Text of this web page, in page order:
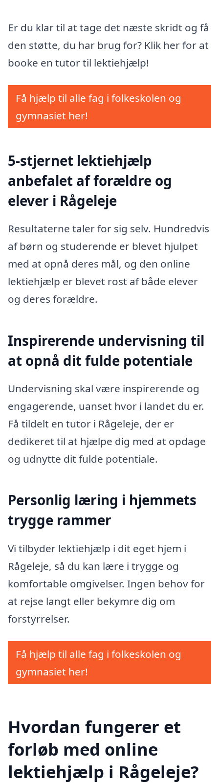
Er du klar til at tage det næste skridt og få
den støtte, du har brug for? Klik her for at
booke en tutor til lektiehjælp!
Få hjælp til alle fag i folkeskolen og
gymnasiet her!
5-stjernet lektiehjælp
anbefalet af forældre og
elever i Rågeleje
Resultaterne taler for sig selv. Hundredvis
af børn og studerende er blevet hjulpet
med at opnå deres mål, og den online
lektiehjælp er blevet rost af både elever
og deres forældre.
Inspirerende undervisning til
at opnå dit fulde potentiale
Undervisning skal være inspirerende og
engagerende, uanset hvor i landet du er.
Få tildelt en tutor i Rågeleje, der er
dedikeret til at hjælpe dig med at opdage
og udnytte dit fulde potentiale.
Personlig læring i hjemmets
trygge rammer
Vi tilbyder lektiehjælp i dit eget hjem i
Rågeleje, så du kan lære i trygge og
komfortable omgivelser. Ingen behov for
at rejse langt eller bekymre dig om
forstyrrelser.
Få hjælp til alle fag i folkeskolen og
gymnasiet her!
Hvordan fungerer et
forløb med online
lektiehjælp i Rågeleje?